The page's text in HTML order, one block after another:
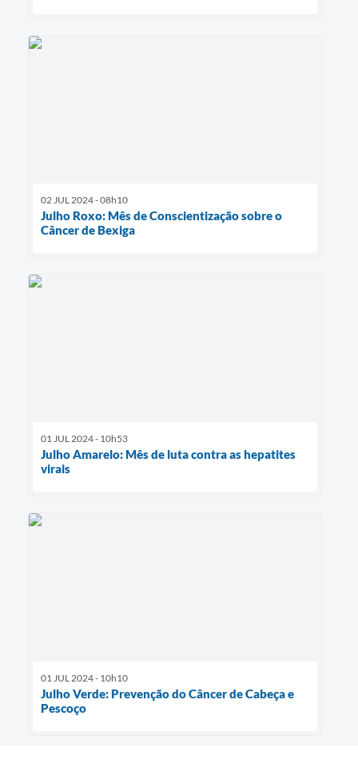
02 JUL 2024 - 08h10
Julho Roxo: Mês de Conscientização sobre o
Câncer de Bexiga
01 JUL 2024 - 10h53
Julho Amarelo: Mês de luta contra as hepatites
virais
01 JUL 2024 - 10h10
Julho Verde: Prevenção do Câncer de Cabeça e
Pescoço